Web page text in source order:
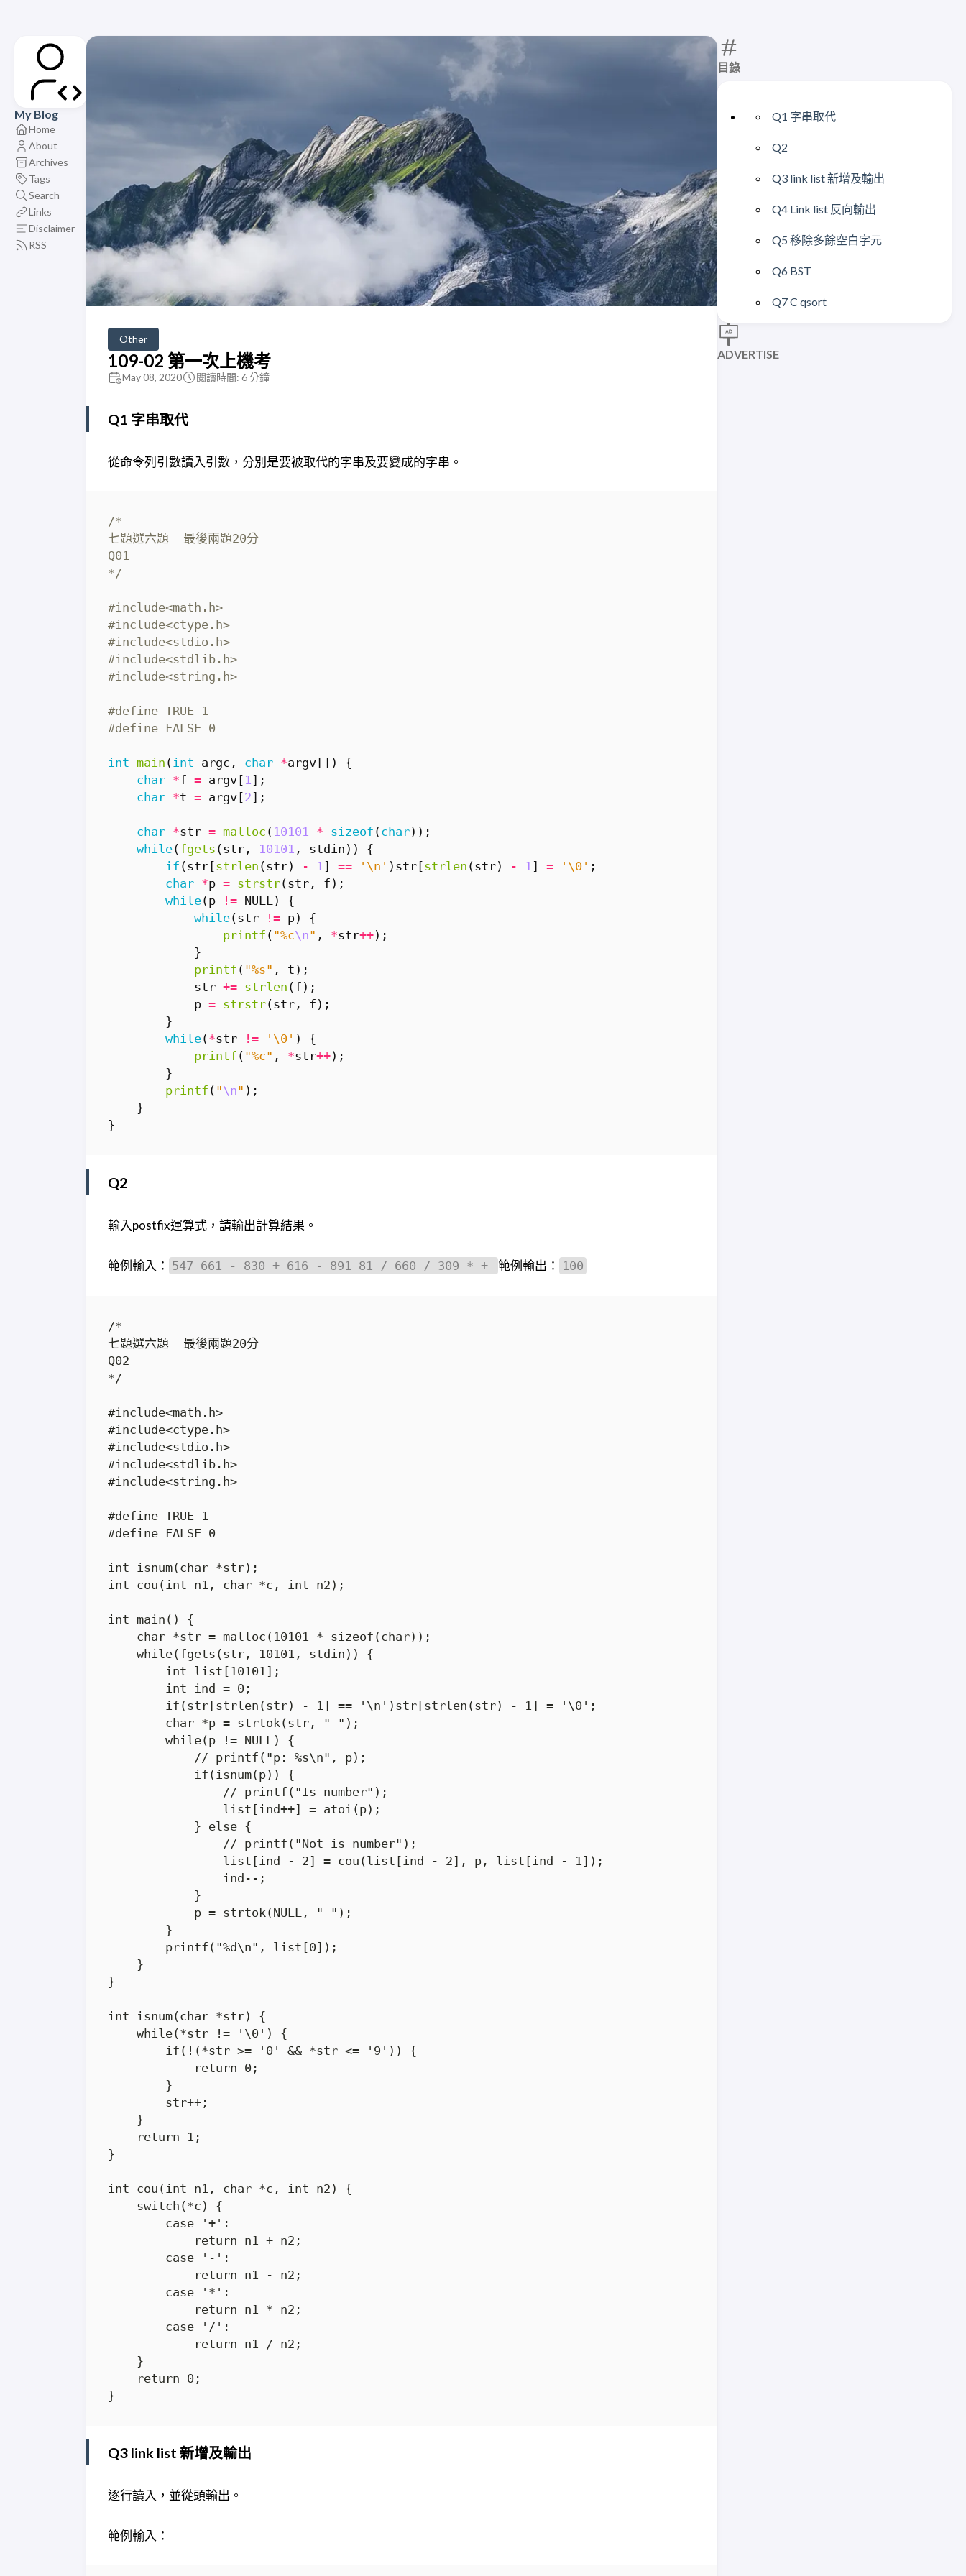
My Blog
Home
About
Archives
Tags
Search
Links
Disclaimer
RSS
目錄
Q1 字串取代
Q2
Q3 link list 新增及輸出
Q4 Link list 反向輸出
Q5 移除多餘空白字元
Q6 BST
Q7 C qsort
ADVERTISE
Other
109-02 第一次上機考
May 08, 2020 閱讀時間: 6 分鐘
Q1 字串取代
從命令列引數讀入引數，分別是要被取代的字串及要變成的字串。
*/
#include<math.h>
#include<ctype.h>
#include<stdio.h>
#include<stdlib.h>
#include<string.h>
int main (int argc , char *argv [])
{
char *f = argv [ 1];
char *t = argv [2];
char *str = malloc ( 10101 * sizeof (char));
while(fgets (str , 10101 , stdin ))
{
if (str [strlen (str) - 1] == '\n' ) str [strlen (str) - 1] = '\0' ;
char *p = strstr(str , f );
while(p != NULL)
{
while(str != p)
{
printf ( "%c\n" , *str++);
}
printf ( "%s" , t );
str += strlen (f );
p = strstr(str , f );
}
while(*str != '\0' )
{
printf ( "%c" , *str++);
}
printf ( "\n" );
}
}
Q2
輸入postfix運算式，請輸出計算結果。
範例輸入： 547 661 - 830 + 616 - 891 81 / 660 / 309 * + 範例輸出： 100
Q3 link list 新增及輸出
逐行讀入，並從頭輸出。
範例輸入：